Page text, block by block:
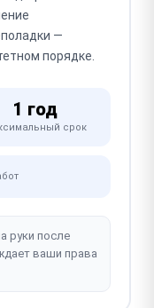
—
порядке.
1 год
срок
руки после
ваши права